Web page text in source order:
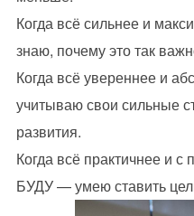
Когда всё сильнее и
знаю, почему это так
Когда всё увереннее и
учитываю свои сильные
развития.
Когда всё практичнее и
БУДУ — умею ставить